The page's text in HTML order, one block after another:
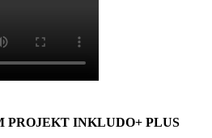
PROJEKT INKLUDO+ PLUS